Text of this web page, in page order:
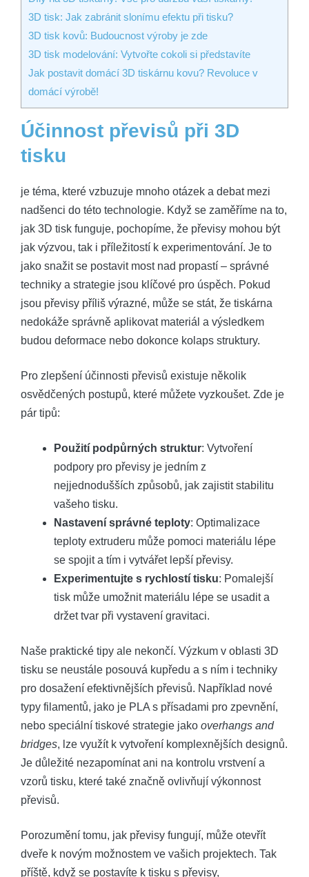
3D tisk: Jak zabránit slonímu efektu při tisku?
3D tisk kovů: Budoucnost výroby je zde
3D tisk modelování: Vytvořte cokoli si představíte
Jak postavit domácí 3D tiskárnu kovu? Revoluce v
domácí výrobě!
Účinnost převisů při 3D
tisku
je téma, které vzbuzuje mnoho otázek a debat mezi
nadšenci do této technologie. Když se zaměříme na to,
jak 3D tisk funguje, pochopíme, že převisy mohou být
jak výzvou, tak i příležitostí k experimentování. Je to
jako snažit se postavit most nad propastí – správné
techniky a strategie jsou klíčové pro úspěch. Pokud
jsou převisy příliš výrazné, může se stát, že tiskárna
nedokáže správně aplikovat materiál a výsledkem
budou deformace nebo dokonce kolaps struktury.
Pro zlepšení účinnosti převisů existuje několik
osvědčených postupů, které můžete vyzkoušet. Zde je
pár tipů:
Použití podpůrných struktur: Vytvoření
podpory pro převisy je jedním z
nejjednodušších způsobů, jak zajistit stabilitu
vašeho tisku.
Nastavení správné teploty: Optimalizace
teploty extruderu může pomoci materiálu lépe
se spojit a tím i vytvářet lepší převisy.
Experimentujte s rychlostí tisku: Pomalejší
tisk může umožnit materiálu lépe se usadit a
držet tvar při vystavení gravitaci.
Naše praktické tipy ale nekončí. Výzkum v oblasti 3D
tisku se neustále posouvá kupředu a s ním i techniky
pro dosažení efektivnějších převisů. Například nové
typy filamentů, jako je PLA s přísadami pro zpevnění,
nebo speciální tiskové strategie jako overhangs and
bridges, lze využít k vytvoření komplexnějších designů.
Je důležité nezapomínat ani na kontrolu vrstvení a
vzorů tisku, které také značně ovlivňují výkonnost
převisů.
Porozumění tomu, jak převisy fungují, může otevřít
dveře k novým možnostem ve vašich projektech. Tak
příště, když se postavíte k tisku s převisy,